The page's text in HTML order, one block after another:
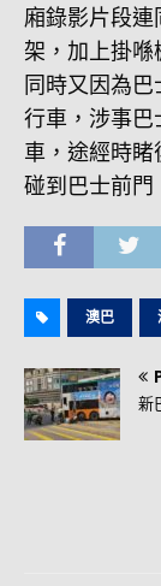
廂錄影片段
架，加上掛喺
同時又因為
行車，涉事
車，途經時
碰到巴士前門
澳巴
新